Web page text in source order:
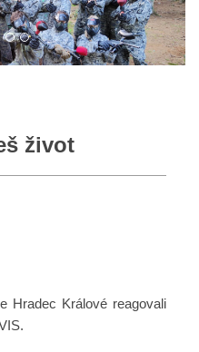
život
Hradec Králové reagovali